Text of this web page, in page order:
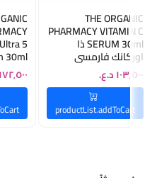
THE ORGANIC
PHARMACY VITAMIN C
SERUM 30ml ذا
اوركانك فارمسي
فيتامين سي سيروم
productList.addToCart
5